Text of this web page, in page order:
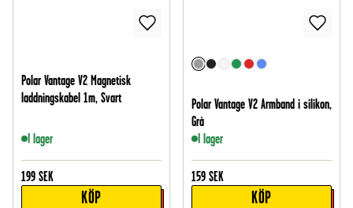
Polar Vantage V2 Magnetisk
laddningskabel 1m, Svart
I lager
199 SEK
KÖP
Polar Vantage V2 Armband i silikon,
Grå
I lager
159 SEK
KÖP